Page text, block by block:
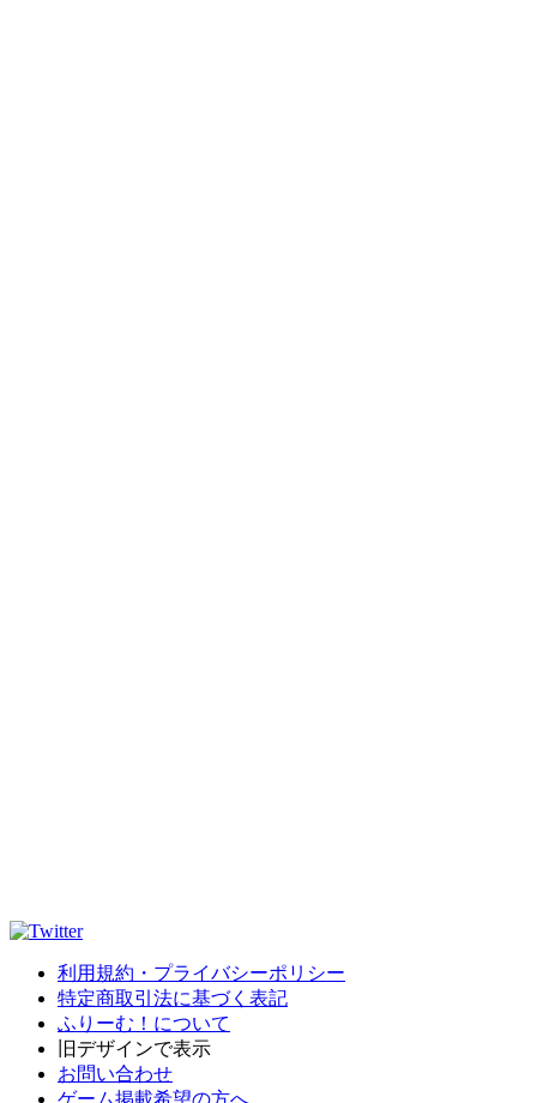
利用規約・プライバシーポリシー
特定商取引法に基づく表記
ふりーむ！について
旧デザインで表示
お問い合わせ
ゲーム掲載希望の方へ